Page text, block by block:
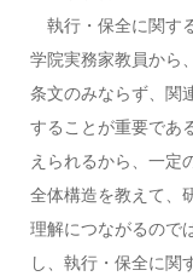
執行・保全に関す
学院実務家教員から
条文のみならず、関
することが重要であ
えられるから、一定
全体構造を教えて、
理解につながるので
し、執行・保全に関